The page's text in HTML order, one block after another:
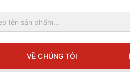
VỀ CHÚNG TÔI